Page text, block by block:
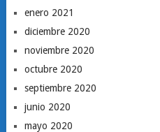
enero 2021
diciembre 2020
noviembre 2020
octubre 2020
septiembre 2020
junio 2020
mayo 2020